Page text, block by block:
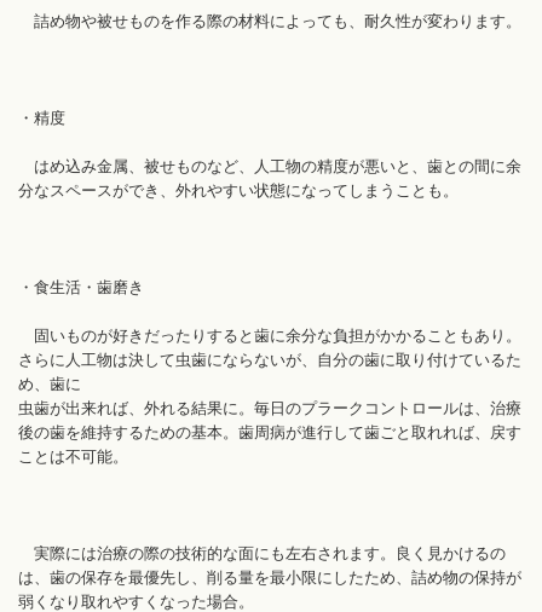
詰め物や被せものを作る際の材料によっても、耐久性が変わります。
・精度
はめ込み金属、被せものなど、人工物の精度が悪いと、歯との間に余
分なスペースができ、外れやすい状態になってしまうことも。
・食生活・歯磨き
固いものが好きだったりすると歯に余分な負担がかかることもあり。
さらに人工物は決して虫歯にならないが、自分の歯に取り付けているた
め、歯に
虫歯が出来れば、外れる結果に。毎日のプラークコントロールは、治療
後の歯を維持するための基本。歯周病が進行して歯ごと取れれば、戻す
ことは不可能。
実際には治療の際の技術的な面にも左右されます。良く見かけるの
は、歯の保存を最優先し、削る量を最小限にしたため、詰め物の保持が
弱くなり取れやすくなった場合。